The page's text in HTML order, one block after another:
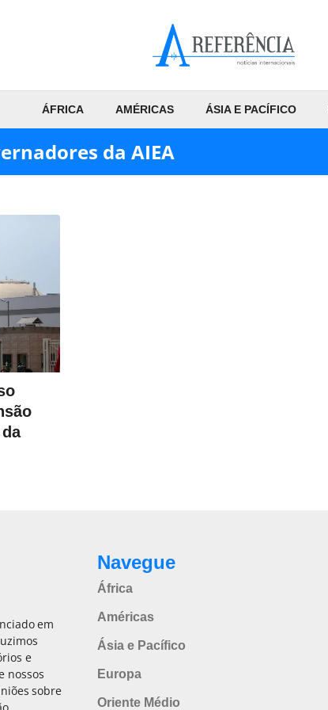
ÁFRICA AMÉRICAS ÁSIA E PACÍFICO
da AIEA
em
e
nossos
sobre
Navegue
África
Américas
Ásia e Pacífico
Europa
Oriente Médio